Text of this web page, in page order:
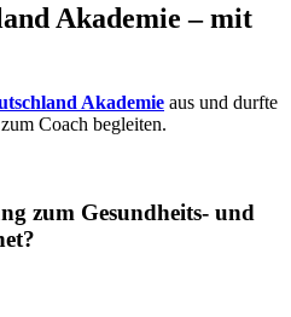
Akademie – mit
Akademie aus und durfte
Coach begleiten.
zum Gesundheits- und